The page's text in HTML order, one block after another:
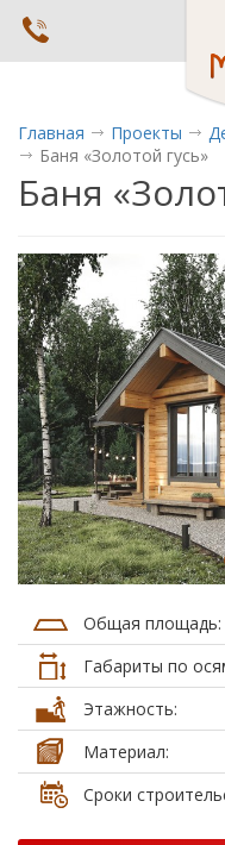
Главная Проекты
Баня «Золотой гусь»
Баня
Общая площадь:
Габариты по
Этажность:
Материал:
Сроки